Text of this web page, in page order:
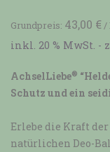
Grundpreis: 43,00 €/
inkl. 20 % MwSt. -
AchselLiebe®
Schutz und ein
Erlebe die Kraft
natürlichen Deo-